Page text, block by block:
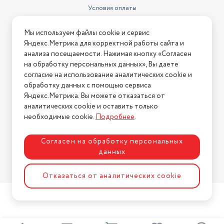
Условия оплаты
Условия возврата
Нашли ошибку на сайте? Напишите нам
2026 © Интернет-магазин "АстМаркет". У нас есть всё!
Политика конфиденциальности
Разработка сайтаASTDESIGN
Мы используем файлы cookie и сервис
Яндекс.Метрика для корректной работы сайта и
анализа посещаемости. Нажимая кнопку «Согласен
на обработку персональных данных», Вы даете
согласие на использование аналитических cookie и
обработку данных с помощью сервиса
Яндекс.Метрика. Вы можете отказаться от
аналитических cookie и оставить только
необходимые cookie.Подробнее.
Согласен на обработку персональных
данных
Отказаться от аналитических cookie